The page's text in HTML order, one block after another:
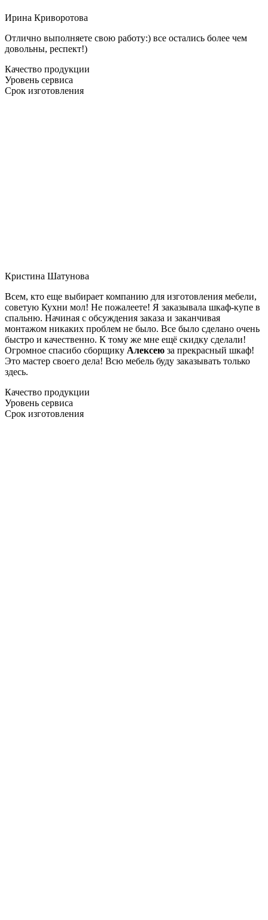
Ирина Криворотова
Отлично выполняете свою работу:) все остались более чем
довольны, респект!)
Качество продукции
Уровень сервиса
Срок изготовления
Кристина Шатунова
Всем, кто еще выбирает компанию для изготовления мебели,
советую Кухни мол! Не пожалеете! Я заказывала шкаф-купе в
спальню. Начиная с обсуждения заказа и заканчивая
монтажом никаких проблем не было. Все было сделано очень
быстро и качественно. К тому же мне ещё скидку сделали!
Огромное спасибо сборщику Алексею за прекрасный шкаф!
Это мастер своего дела! Всю мебель буду заказывать только
здесь.
Качество продукции
Уровень сервиса
Срок изготовления